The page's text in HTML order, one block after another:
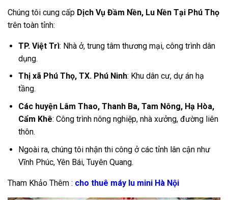
Chúng tôi cung cấp Dịch Vụ Đầm Nền, Lu Nền Tại Phú Thọ
trên toàn tỉnh:
TP. Việt Trì: Nhà ở, trung tâm thương mại, công trình dân
dụng.
Thị xã Phú Thọ, TX. Phú Ninh: Khu dân cư, dự án hạ
tầng.
Các huyện Lâm Thao, Thanh Ba, Tam Nông, Hạ Hòa,
Cẩm Khê: Công trình nông nghiệp, nhà xưởng, đường liên
thôn.
Ngoài ra, chúng tôi nhận thi công ở các tỉnh lân cận như
Vĩnh Phúc, Yên Bái, Tuyên Quang.
Tham Khảo Thêm : cho thuê máy lu mini Hà Nội